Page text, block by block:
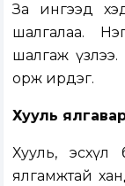
За ингээд
шалгалаа.
шалгаж
орж ирдэг.
Хууль
Хууль, эсхүл
ялгамжтай